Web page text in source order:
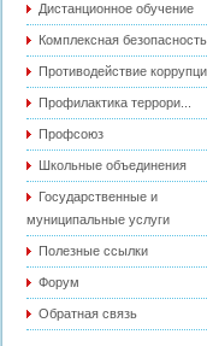
Дистанционное обучение
Комплексная безопасность
Противодействие
Профилактика террори...
Профсоюз
Школьные объединения
Государственные и
муниципальные услуги
Полезные ссылки
Форум
Обратная связь